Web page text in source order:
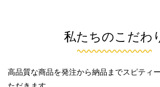
私たちのこだわ
高品質な商品を発注から納品までスピティ